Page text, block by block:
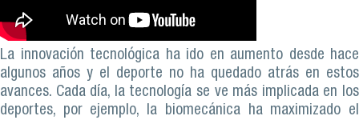
La innovación tecnológica ha ido en aumento desde hace
algunos años y el deporte no ha quedado atrás en estos
avances. Cada día, la tecnología se ve más implicada en los
deportes, por ejemplo, la biomecánica ha maximizado el